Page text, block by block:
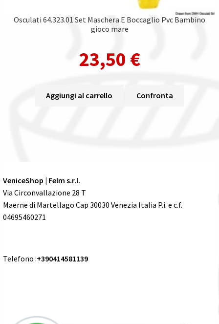
Osculati 64.323.01 Set Maschera E Boccaglio Pvc Bambino
gioco mare
23,50 €
Aggiungi al carrello Confronta
VeniceShop | Felm s.r.l.
Via Circonvallazione 28 T
Maerne di Martellago Cap 30030 Venezia Italia P.i. e c.f.
04695460271
Telefono :+390414581139